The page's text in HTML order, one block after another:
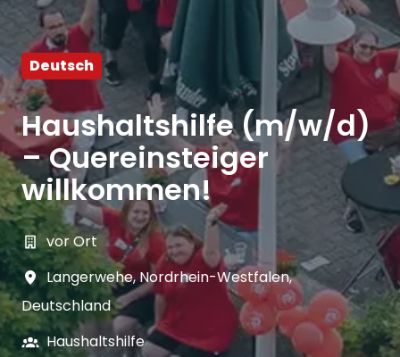
Deutsch
Haushaltshilfe (m/w/d)
– Quereinsteiger
willkommen!
vor Ort
Langerwehe,Nordrhein-Westfalen,
Deutschland
Haushaltshilfe